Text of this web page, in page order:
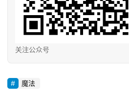
关注公众号
魔法